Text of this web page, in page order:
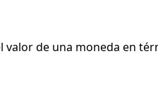
de una moneda en